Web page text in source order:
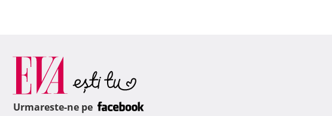
Urmareste-ne pe